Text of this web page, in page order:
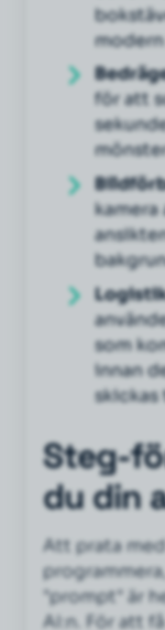
för att
som
innan
skickas
Steg-
du din
Att prata
"prompt" är
AI:n. För att